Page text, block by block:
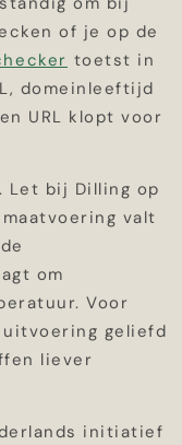
of je op de
toetst in
domeinleeftijd
URL klopt voor
Let bij Dilling op
valt
om
Voor
uitvoering geliefd
liever
initiatief